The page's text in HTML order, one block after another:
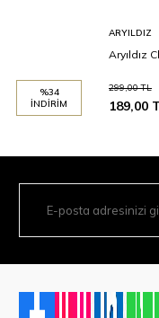
%34
İNDIRIM
ARYILDIZ
Aryıldız
299,00TL
189,00